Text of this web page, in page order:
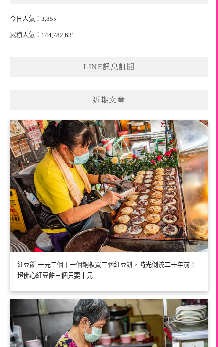
今日人氣：3,855
累積人氣：144,782,631
LINE訊息訂閱
近期文章
紅豆餅-十元三個｜一個銅板買三個紅豆餅，時光倒流二十年前！
超佛心紅豆餅三個只要十元